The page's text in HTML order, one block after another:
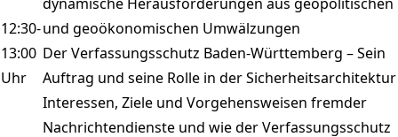
12:30-
13:00
Uhr
und geoökonomischen Umwälzungen
Der Verfassungsschutz Baden-Württemberg – Sein
Auftrag und seine Rolle in der Sicherheitsarchitektur
Interessen, Ziele und Vorgehensweisen fremder
Nachrichtendienste und wie der Verfassungsschutz